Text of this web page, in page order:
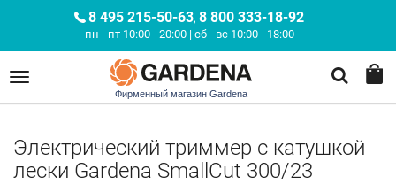
8 495 215-50-63, 8 800 333-18-92
пн - пт 10:00 - 20:00 | сб - вс 10:00 - 18:00
Фирменный магазин Gardena
Электрический триммер с катушкой
лески Gardena SmallCut 300/23